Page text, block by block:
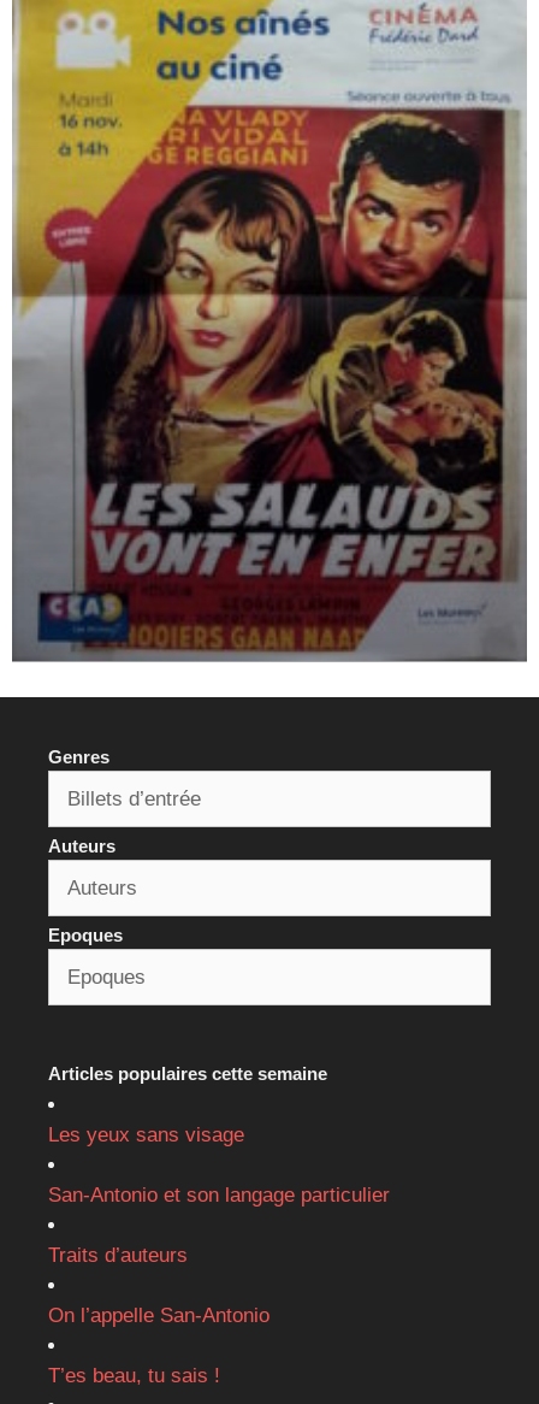
Genres
Auteurs
Epoques
Articles populaires cette semaine
Les yeux sans visage
San-Antonio et son langage particulier
Traits d’auteurs
On l’appelle San-Antonio
T’es beau, tu sais !